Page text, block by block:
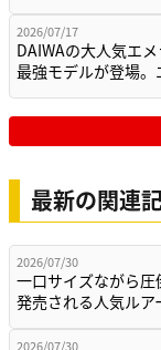
2026/07/17
DAIWAの大人気エ
最強モデルが登場
最新の関連
2026/07/30
一口サイズながら
発売される人気ル
2026/07/30